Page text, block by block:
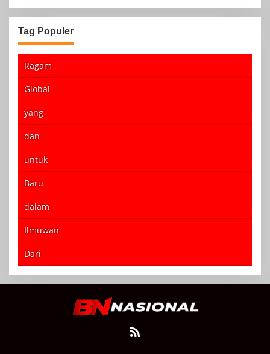
Tag Populer
Ragam
Global
yang
dan
untuk
Baru
dalam
Ilmuwan
Dari